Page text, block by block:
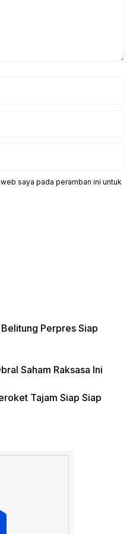
saya pada peramban ini untuk
Perpres Siap
Saham Raksasa Ini
Tajam Siap Siap